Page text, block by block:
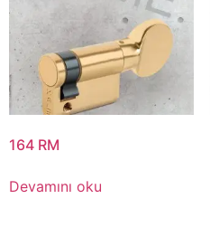
164 RM
Devamını oku